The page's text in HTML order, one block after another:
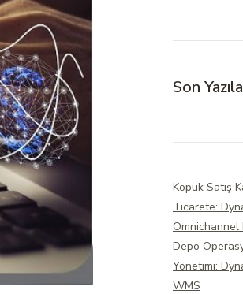
Son
Kopuk Satış
Ticarete:
Omnichannel
Depo
Yönetimi:
WMS